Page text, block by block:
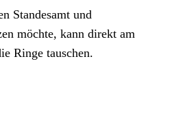
Standesamt und
möchte, kann direkt am
Ringe tauschen.